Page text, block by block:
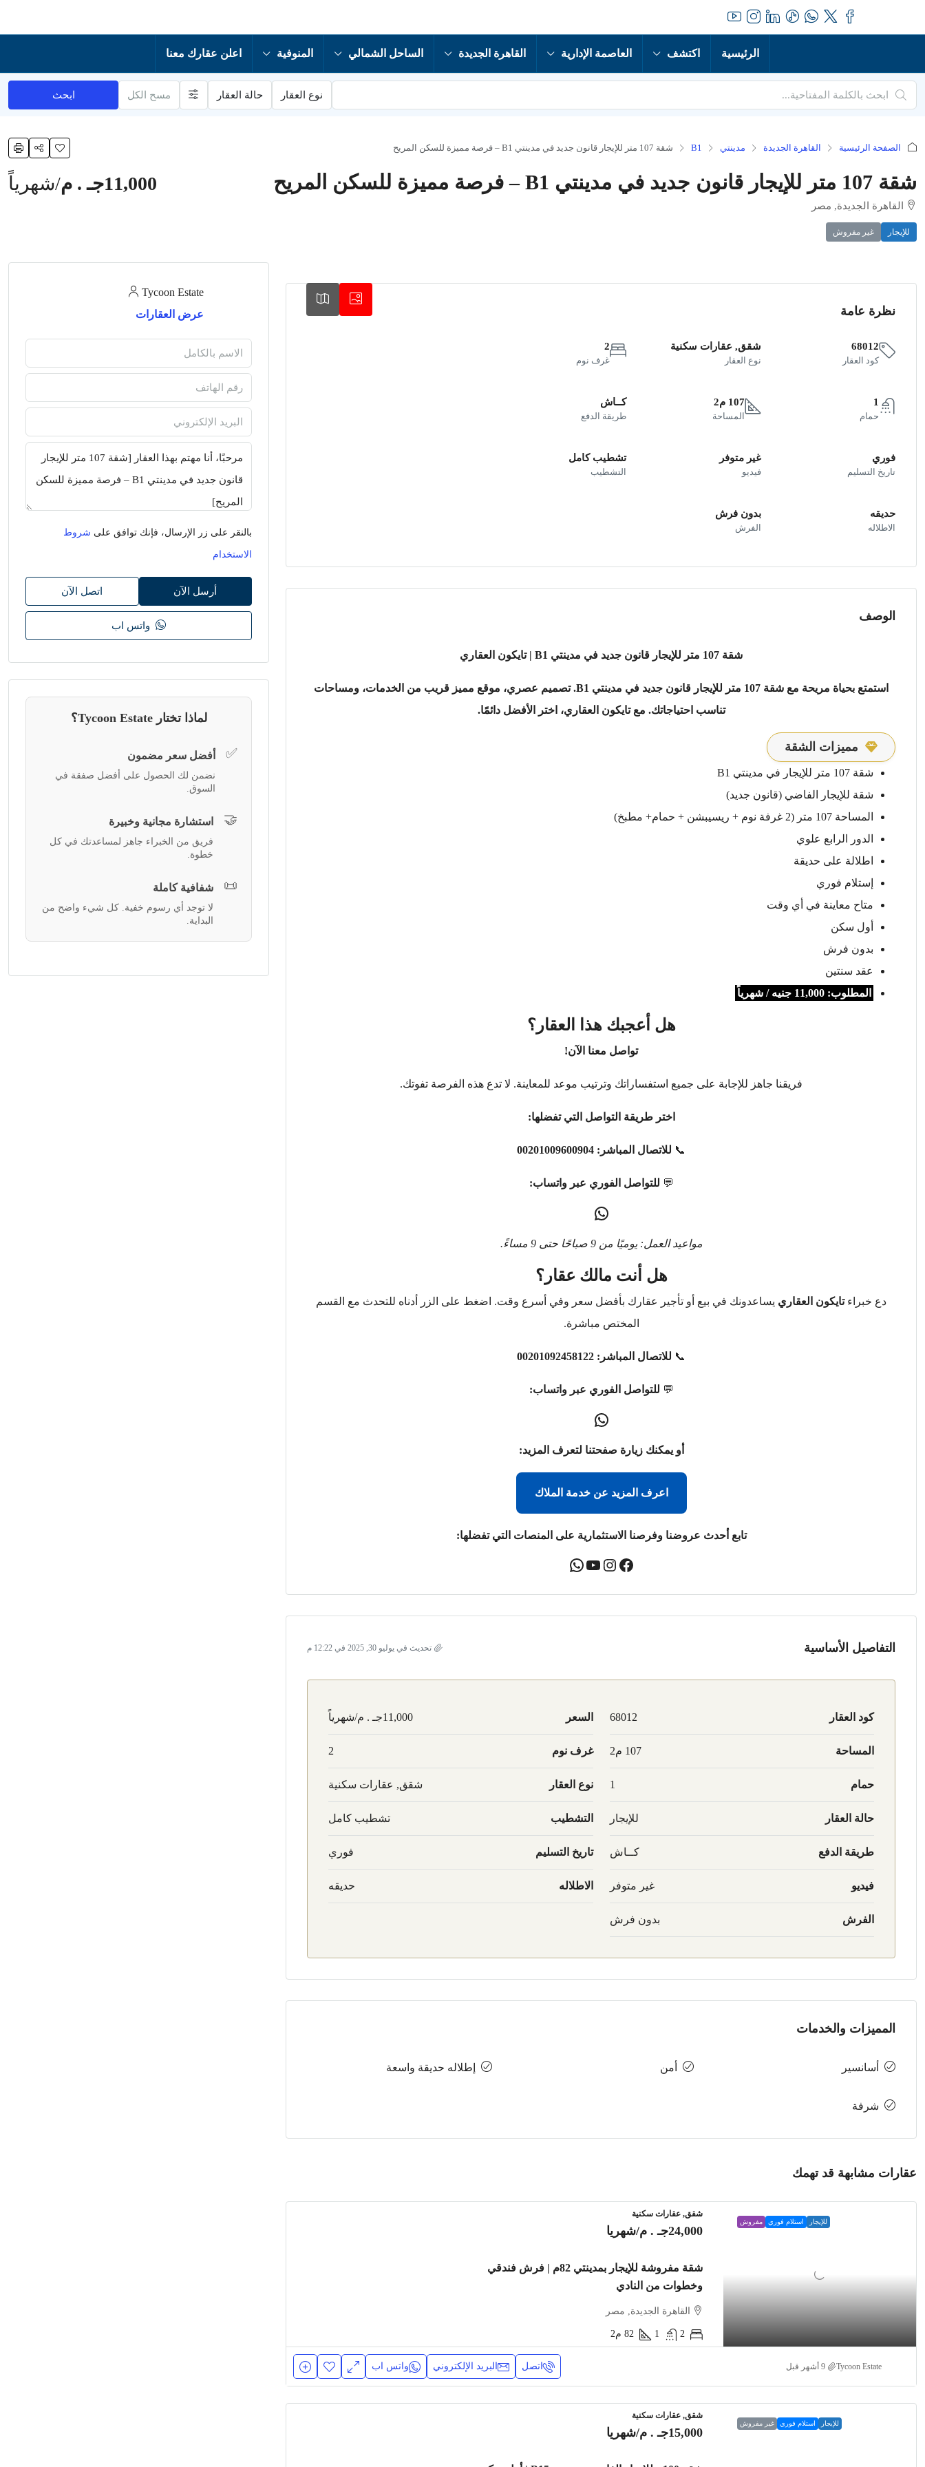
الرئيسية اكتشف العاصمة الإدارية القاهرة الجديدة الساحل الشمالي المنوفية اعلن عقارك معنا
نوع العقار حالة العقار مسح الكل ابحث
الصفحة الرئيسية القاهرة الجديدة مدينتي B1 شقة 107 متر للإيجار قانون جديد في مدينتي B1 – فرصة مميزة للسكن المريح
شقة 107 متر للإيجار قانون جديد في مدينتي B1 – فرصة مميزة للسكن المريح
القاهرة الجديدة, مصر
للإيجار غير مفروش
11,000جـ . م /شهرياً
نظرة عامة
68012
كود العقار
شقق, عقارات سكنية
نوع العقار
2
غرف نوم
1
حمام
107 م2
المساحة
كــاش
طريقة الدفع
فوري
تاريخ التسليم
غير متوفر
فيديو
تشطيب كامل
التشطيب
حديقه
الاطلاله
بدون فرش
الفرش
الوصف
شقة 107 متر للإيجار قانون جديد في مدينتي B1 | تايكون العقاري
استمتع بحياة مريحة مع شقة 107 متر للإيجار قانون جديد في مدينتي B1. تصميم عصري،
موقع مميز قريب من الخدمات، ومساحات
تناسب احتياجاتك. مع تايكون العقاري، اختر الأفضل دائمًا.
مميزات الشقة
شقة 107 متر للإيجار في مدينتي B1
شقة للإيجار الفاضي (قانون جديد)
المساحة 107 متر (2 غرفة نوم + ريسيبشن + حمام+ مطبخ)
الدور الرابع علوي
اطلالة على حديقة
إستلام فوري
متاح معاينة في أي وقت
أول سكن
بدون فرش
عقد سنتين
المطلوب: 11,000 جنيه / شهرياً
هل أعجبك هذا العقار؟
تواصل معنا الآن!
فريقنا جاهز للإجابة على جميع استفساراتك وترتيب موعد للمعاينة. لا تدع هذه الفرصة تفوتك.
اختر طريقة التواصل التي تفضلها:
📞 للاتصال المباشر: 00201009600904
💬 للتواصل الفوري عبر واتساب:
مواعيد العمل: يوميًا من 9 صباحًا حتى 9 مساءً.
هل أنت مالك عقار؟
دع خبراءتايكون العقاري يساعدونك في بيع أو تأجير عقارك بأفضل سعر وفي أسرع وقت. اضغط على الزر أدناه للتحدث مع القسم
المختص مباشرة.
📞 للاتصال المباشر: 00201092458122
💬 للتواصل الفوري عبر واتساب:
أو يمكنك زيارة صفحتنا لتعرف المزيد:
اعرف المزيد عن خدمة الملاك
تابع أحدث عروضنا وفرصنا الاستثمارية على المنصات التي تفضلها:
التفاصيل الأساسية تحديث في يوليو 30, 2025 في 12:22 م
كود العقار 68012 السعر 11,000جـ . م/شهرياً
المساحة 107 م2 غرف نوم 2
حمام 1 نوع العقار شقق, عقارات سكنية
حالة العقار للإيجار التشطيب تشطيب كامل
طريقة الدفع كــاش تاريخ التسليم فوري
فيديو غير متوفر الاطلاله حديقه
الفرش بدون فرش
المميزات والخدمات
أسانسير أمن إطلاله حديقة واسعة
شرفة
عقارات مشابهة قد تهمك
للإيجار استلام فوري مفروش
شقق, عقارات سكنية
24,000جـ . م /شهريا
شقة مفروشة للإيجار بمدينتي 82م | فرش فندقي
وخطوات من النادي
القاهرة الجديدة, مصر
2
1
82 م2
Tycoon Estate اتصل البريد الإلكتروني واتس اب
للإيجار استلام فوري غير مفروش
شقق, عقارات سكنية
15,000جـ . م /شهريا
Tycoon Estate
عرض العقارات
بالنقر على زر الإرسال، فإنك توافق على شروط
الاستخدام
أرسل الآن اتصل الآن
واتس اب
لماذا تختار Tycoon Estate؟
✅ أفضل سعر مضمون
نضمن لك الحصول على أفضل صفقة في
السوق.
🤝 استشارة مجانية وخبيرة
فريق من الخبراء جاهز لمساعدتك في كل
خطوة.
📜 شفافية كاملة
لا توجد أي رسوم خفية. كل شيء واضح من
البداية.